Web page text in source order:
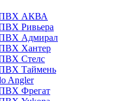
ПВХ АКВА
Ривьера
Адмирал
Хантер
Стелс
Таймень
Angler
Фрегат